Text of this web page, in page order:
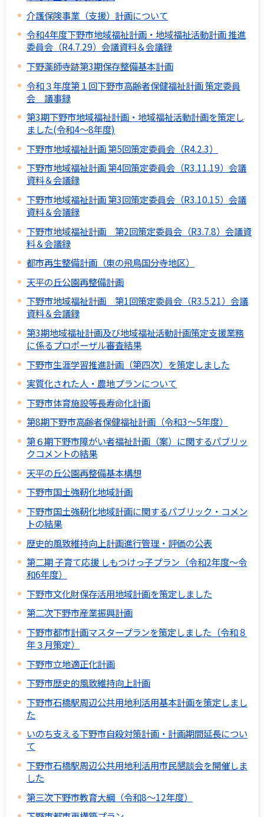
介護保険事業（支援）計画について
令和4年度下野市地域福祉計画・地域福祉活動計画 推進
委員会（R4.7.29）会議資料＆会議録
下野薬師寺跡第3期保存整備基本計画
令和３年度第１回下野市高齢者保健福祉計画 策定委員
会 議事録
第3期下野市地域福祉計画・地域福祉活動計画を策定し
ました(令和4～8年度)
下野市地域福祉計画 第5回策定委員会（R4.2.3）
下野市地域福祉計画 第4回策定委員会（R3.11.19）会議
資料＆会議録
下野市地域福祉計画 第3回策定委員会（R3.10.15）会議
資料＆会議録
下野市地域福祉計画 第2回策定委員会（R3.7.8）会議資
料＆会議録
都市再生整備計画（東の飛鳥国分寺地区）
天平の丘公園再整備計画
下野市地域福祉計画 第1回策定委員会（R3.5.21）会議
資料＆会議録
第3期地域福祉計画及び地域福祉活動計画策定支援業務
に係るプロポーザル審査結果
下野市生涯学習推進計画（第四次）を策定しました
実質化された人・農地プランについて
下野市体育施設等長寿命化計画
第8期下野市高齢者保健福祉計画（令和3～5年度）
第６期下野市障がい者福祉計画（案）に関するパブリッ
クコメントの結果
天平の丘公園再整備基本構想
下野市国土強靭化地域計画
下野市国土強靭化地域計画に関するパブリック・コメン
トの結果
歴史的風致維持向上計画進行管理・評価の公表
第二期 子育て応援 しもつけっ子プラン（令和2年度～令
和6年度）
下野市文化財保存活用地域計画を策定しました
第二次下野市産業振興計画
下野市都市計画マスタープランを策定しました（令和８
年３月策定）
下野市立地適正化計画
下野市歴史的風致維持向上計画
下野市石橋駅周辺公共用地利活用基本計画を策定しまし
た
いのち支える下野市自殺対策計画・計画期間延長につい
て
下野市石橋駅周辺公共用地利活用市民懇談会を開催しま
した
第三次下野市教育大綱（令和8～12年度）